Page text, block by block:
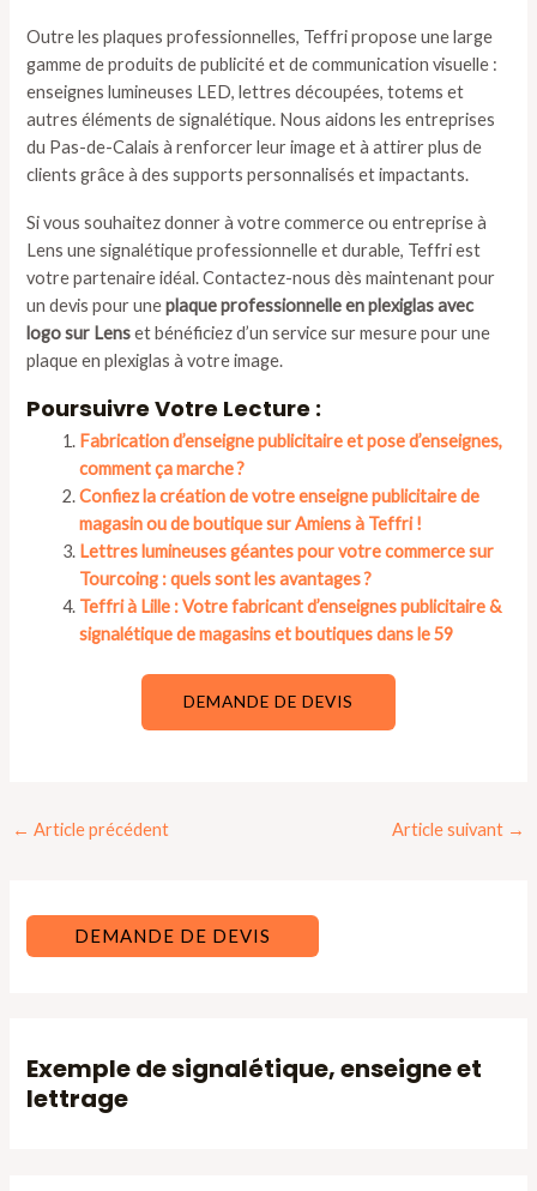
Outre les plaques professionnelles, Teffri propose une large
gamme de produits de publicité et de communication visuelle :
enseignes lumineuses LED, lettres découpées, totems et
autres éléments de signalétique. Nous aidons les entreprises
du Pas-de-Calais à renforcer leur image et à attirer plus de
clients grâce à des supports personnalisés et impactants.
Si vous souhaitez donner à votre commerce ou entreprise à
Lens une signalétique professionnelle et durable, Teffri est
votre partenaire idéal. Contactez-nous dès maintenant pour
un devis pour uneplaque professionnelle en plexiglas avec
logo sur Lenset bénéficiez d’un service sur mesure pour une
plaque en plexiglas à votre image.
Poursuivre Votre Lecture :
Fabrication d’enseigne publicitaire et pose d’enseignes,
comment ça marche ?
Confiez la création de votre enseigne publicitaire de
magasin ou de boutique sur Amiens à Teffri !
Lettres lumineuses géantes pour votre commerce sur
Tourcoing : quels sont les avantages ?
Teffri à Lille : Votre fabricant d’enseignes publicitaire &
signalétique de magasins et boutiques dans le 59
DEMANDE DE DEVIS
Navigation
← Article précédent Article suivant →
DEMANDE DE DEVIS
Exemple de signalétique, enseigne et
lettrage